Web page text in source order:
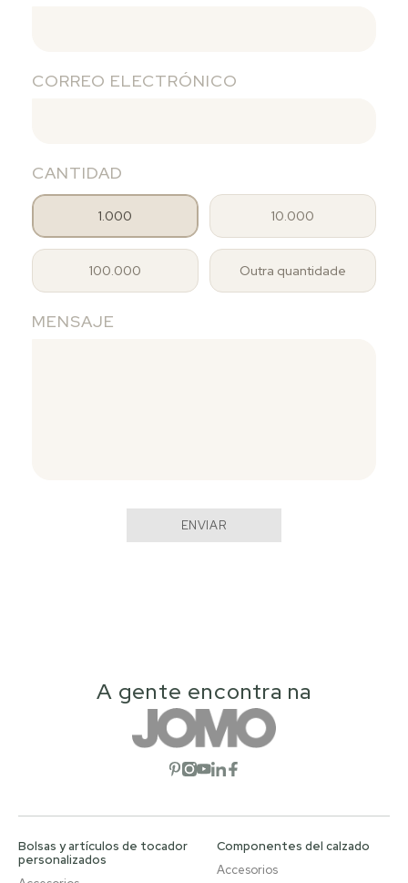
CORREO ELECTRÓNICO
CANTIDAD
1.000 10.000
100.000 Outra quantidade
MENSAJE
ENVIAR
A gente encontra na
Abrir red social
Abrir red social
Abrir red social
Abrir red social
Abrir red social
Bolsas y artículos de tocador
personalizados
Componentes del calzado
Accesorios